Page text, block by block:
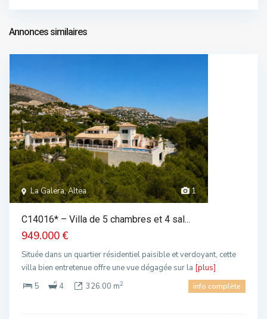
Annonces similaires
1
La Galera, Altea
C14016* – Villa de 5 chambres et 4 sal...
949.000 €
Située dans un quartier résidentiel paisible et verdoyant, cette
villa bien entretenue offre une vue dégagée sur la [plus]
5
4 326.00 m2 info complète